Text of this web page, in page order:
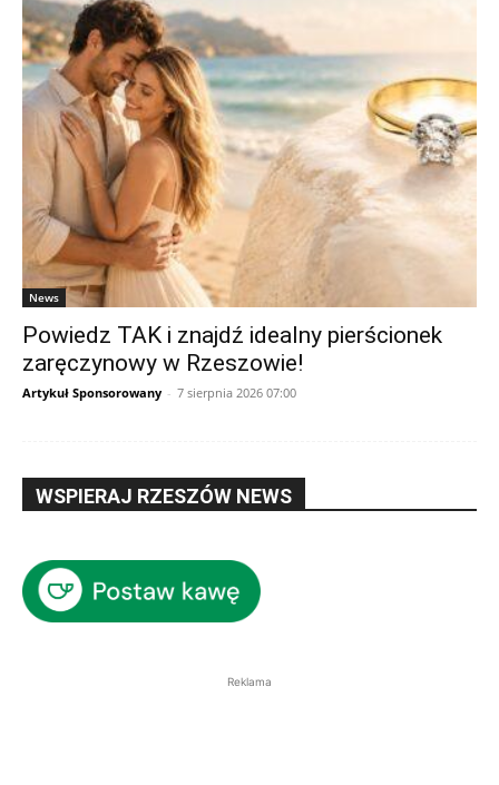
News
Powiedz TAK i znajdź idealny pierścionek
zaręczynowy w Rzeszowie!
Artykuł Sponsorowany - 7 sierpnia 2026 07:00
WSPIERAJ RZESZÓW NEWS
Reklama